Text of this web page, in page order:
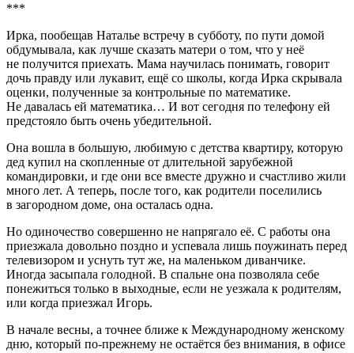
***
Ирка, пообещав Наталье встречу в субботу, по пути домой
обдумывала, как лучше сказать матери о том, что у неё
не получится приехать. Мама научилась понимать, говорит
дочь правду или лукавит, ещё со школы, когда Ирка скрывала
оценки, полученные за контрольные по математике.
Не давалась ей математика… И вот сегодня по телефону ей
предстояло быть очень убедительной.
Она вошла в большую, любимую с детства квартиру, которую
дед купил на скопленные от длительной зарубежной
командировки, и где они все вместе дружно и счастливо жили
много лет. А теперь, после того, как родители поселились
в загородном доме, она осталась одна.
Но одиночество совершенно не напрягало её. С работы она
приезжала довольно поздно и успевала лишь поужинать перед
телевизором и уснуть тут же, на маленьком диванчике.
Иногда засыпала голодной. В спальне она позволяла себе
понежиться только в выходные, если не уезжала к родителям,
или когда приезжал Игорь.
В начале весны, а точнее ближе к Международному женскому
дню, который по-прежнему не остаётся без внимания, в офисе